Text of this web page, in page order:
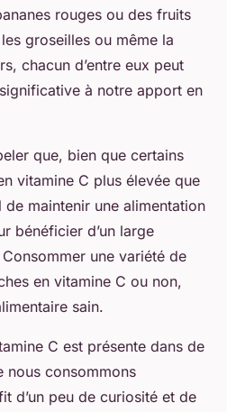
rouges ou des fruits
groseilles ou même la
chacun d’entre eux peut
à notre apport en
que, bien que certains
vitamine C plus élevée que
de maintenir une alimentation
bénéficier d’un large
une variété de
en vitamine C ou non,
sain.
C est présente dans de
nous consommons
d’un peu de curiosité et de